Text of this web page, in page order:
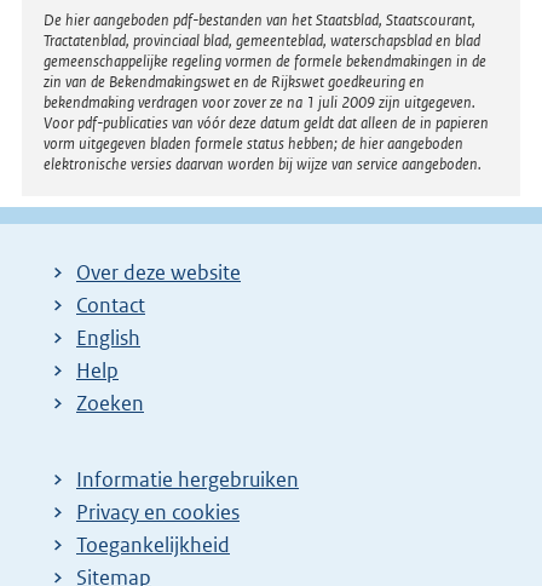
r
n
e
l
i
n
k
Disclaimer
De hier aangeboden pdf-bestanden van het Staatsblad, Staatscourant,
Tractatenblad, provinciaal blad, gemeenteblad, waterschapsblad en blad
gemeenschappelijke regeling vormen de formele bekendmakingen in de
zin van de Bekendmakingswet en de Rijkswet goedkeuring en
bekendmaking verdragen voor zover ze na 1 juli 2009 zijn uitgegeven.
Voor pdf-publicaties van vóór deze datum geldt dat alleen de in papieren
vorm uitgegeven bladen formele status hebben; de hier aangeboden
elektronische versies daarvan worden bij wijze van service aangeboden.
Over deze website
Contact
English
Help
Zoeken
Informatie hergebruiken
Privacy en cookies
Toegankelijkheid
Sitemap